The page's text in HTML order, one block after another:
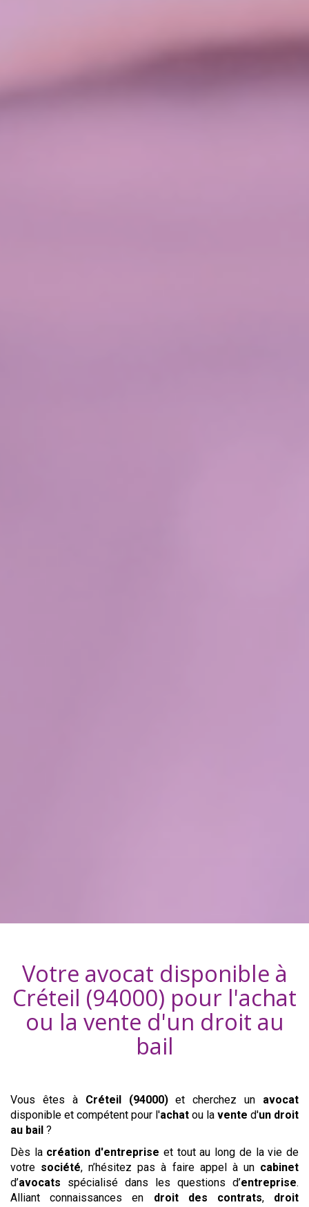
Votre avocat disponible à
Créteil (94000) pour l'achat
ou la vente d'un droit au
bail
Vous êtes à Créteil (94000) et cherchez un avocat
disponible et compétent pour l'achat ou la vente d'un droit
au bail ?
Dès la création d'entreprise et tout au long de la vie de
votre société, n’hésitez pas à faire appel à un cabinet
d’avocats spécialisé dans les questions d’entreprise.
Alliant connaissances en droit des contrats, droit